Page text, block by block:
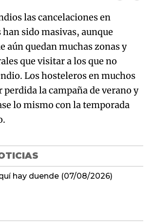
las cancelaciones en
sido masivas, aunque
aún quedan muchas zonas y
que visitar a los que no
Los hosteleros en muchos
perdida la campaña de verano y
lo mismo con la temporada
hay duende (07/08/2026)